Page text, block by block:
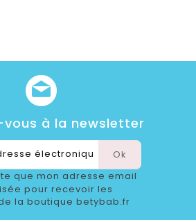
vous à la newsletter
que mon adresse email
pour recevoir les
la boutique betybab.fr